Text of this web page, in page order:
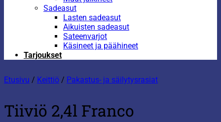
Sadeasut
Lasten sadeasut
Aikuisten sadeasut
Sateenvarjot
Käsineet ja päähineet
Tarjoukset
Etusivu / Keittiö / Pakastus- ja säilytysrasiat
Tiiviö 2,4l Franco